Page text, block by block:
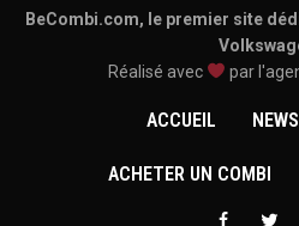
BeCombi.com, le premier site
Réalisé avec
par
ACCUEIL NEWS
ACHETER UN COMBI